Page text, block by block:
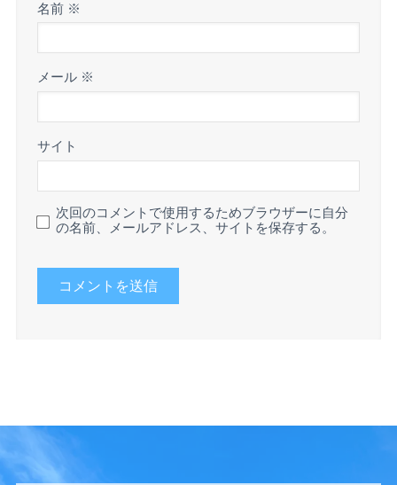
名前 ※
メール ※
サイト
次回のコメントで使用するためブラウザーに自分
の名前、メールアドレス、サイトを保存する。